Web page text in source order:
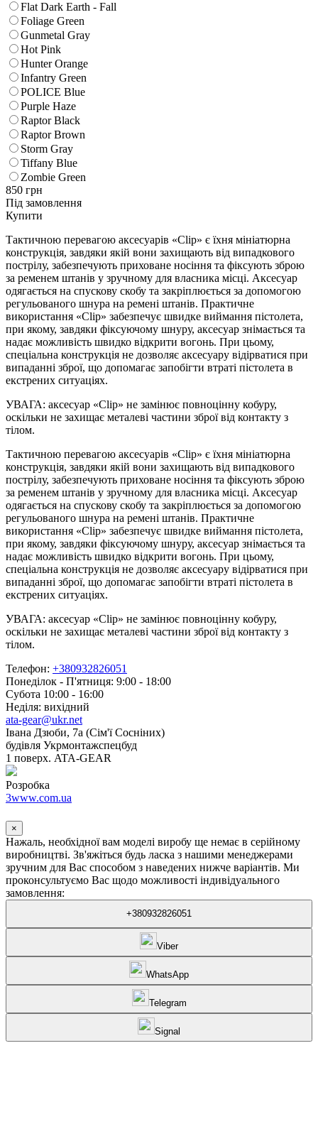
Flat Dark Earth - Fall
Foliage Green
Gunmetal Gray
Hot Pink
Hunter Orange
Infantry Green
POLICE Blue
Purple Haze
Raptor Black
Raptor Brown
Storm Gray
Tiffany Blue
Zombie Green
850 грн
Під замовлення
Купити
Тактичною перевагою аксесуарів «Clip» є їхня мініатюрна
конструкція, завдяки якій вони захищають від випадкового
пострілу, забезпечують приховане носіння та фіксують зброю
за ременем штанів у зручному для власника місці. Аксесуар
одягається на спускову скобу та закріплюється за допомогою
регульованого шнура на ремені штанів. Практичне
використання «Clip» забезпечує швидке виймання пістолета,
при якому, завдяки фіксуючому шнуру, аксесуар знімається та
надає можливість швидко відкрити вогонь. При цьому,
спеціальна конструкція не дозволяє аксесуару відірватися при
випаданні зброї, що допомагає запобігти втраті пістолета в
екстрених ситуаціях.
УВАГА: аксесуар «Clip» не замінює повноцінну кобуру,
оскільки не захищає металеві частини зброї від контакту з
тілом.
Тактичною перевагою аксесуарів «Clip» є їхня мініатюрна
конструкція, завдяки якій вони захищають від випадкового
пострілу, забезпечують приховане носіння та фіксують зброю
за ременем штанів у зручному для власника місці. Аксесуар
одягається на спускову скобу та закріплюється за допомогою
регульованого шнура на ремені штанів. Практичне
використання «Clip» забезпечує швидке виймання пістолета,
при якому, завдяки фіксуючому шнуру, аксесуар знімається та
надає можливість швидко відкрити вогонь. При цьому,
спеціальна конструкція не дозволяє аксесуару відірватися при
випаданні зброї, що допомагає запобігти втраті пістолета в
екстрених ситуаціях.
УВАГА: аксесуар «Clip» не замінює повноцінну кобуру,
оскільки не захищає металеві частини зброї від контакту з
тілом.
Телефон: +380932826051
Понеділок - П'ятниця: 9:00 - 18:00
Субота 10:00 - 16:00
Неділя: вихідний
ata-gear@ukr.net
Івана Дзюби, 7а (Сім'ї Сосніних)
будівля Укрмонтажспецбуд
1 поверх. ATA-GEAR
Розробка
3www.com.ua
×
Нажаль, необхідної вам моделі виробу ще немає в серійному
виробництві. Зв'яжіться будь ласка з нашими менеджерами
зручним для Вас способом з наведених нижче варіантів. Ми
проконсультуємо Вас щодо можливості індивідуального
замовлення:
+380932826051
Viber
WhatsApp
Telegram
Signal